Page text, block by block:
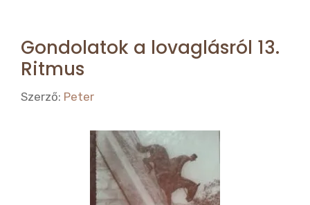
Gondolatok a lovaglásról 13.
Ritmus
Szerző: Peter